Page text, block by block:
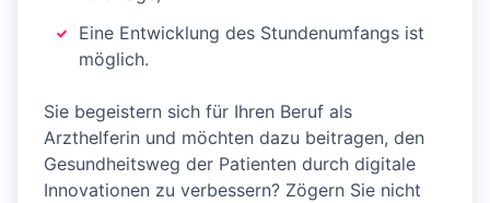
Eine Entwicklung des Stundenumfangs ist
möglich.
Sie begeistern sich für Ihren Beruf als
Arzthelferin und möchten dazu beitragen, den
Gesundheitsweg der Patienten durch digitale
Innovationen zu verbessern? Zögern Sie nicht